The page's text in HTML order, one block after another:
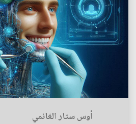
أوس ستار الغانمي